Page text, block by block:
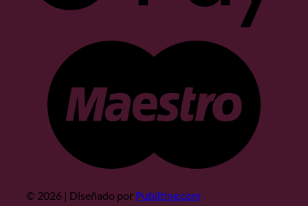
© 2026 | Diseñado por Publiting.com